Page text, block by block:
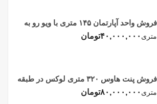
فروش واحد آپارتمان ۱۴۵ متری با ویو رو به
دریا در فریدونکنار
متری ۴۰,۰۰۰,۰۰۰تومان
فروش پنت هاوس ۳۲۰ متری لوکس در طبقه
چهاردهم فریدونکنار
متری ۸۰,۰۰۰,۰۰۰تومان